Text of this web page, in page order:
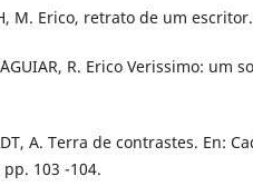
M. Erico, retrato de um
R. Erico Verissimo:
A. Terra de contrastes. En:
pp. 103 -104.